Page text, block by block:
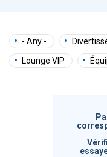
- Any -
Lounge VIP